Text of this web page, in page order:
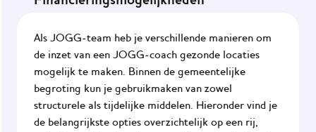
Als JOGG‑team heb je verschillende manieren om
de inzet van een JOGG‑coach gezonde locaties
mogelijk te maken. Binnen de gemeentelijke
begroting kun je gebruikmaken van zowel
structurele als tijdelijke middelen. Hieronder vind je
de belangrijkste opties overzichtelijk op een rij,